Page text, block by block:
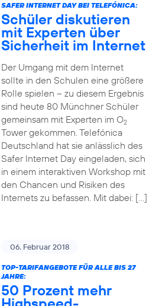
SAFER INTERNET DAY BEI TELEFÓNICA:
Schüler diskutieren
mit Experten über
Sicherheit im Internet
Der Umgang mit dem Internet
sollte in den Schulen eine größere
Rolle spielen – zu diesem Ergebnis
sind heute 80 Münchner Schüler
gemeinsam mit Experten im O2
Tower gekommen. Telefónica
Deutschland hat sie anlässlich des
Safer Internet Day eingeladen, sich
in einem interaktiven Workshop mit
den Chancen und Risiken des
Internets zu befassen. Mit dabei: […]
06. Februar 2018
TOP-TARIFANGEBOTE FÜR ALLE BIS 27
JAHRE:
50 Prozent mehr